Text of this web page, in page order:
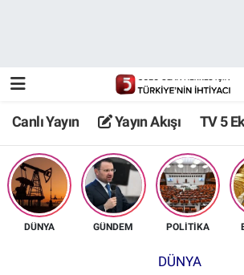
Canlı Yayın Yayın Akışı TV 5
DÜNYA GÜNDEM POLİTİKA
DÜNYA
TV 5 Ekranı ve Arşiv